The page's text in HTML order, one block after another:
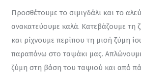
Προσθέτουμε το σιμιγδάλι και το
ανακατεύουμε καλά. Κατεβάζουμε τη
και ρίχνουμε περίπου τη μισή ζύμη
παραπάνω στο ταψάκι μας.
ζύμη στη βάση του ταψιού και από